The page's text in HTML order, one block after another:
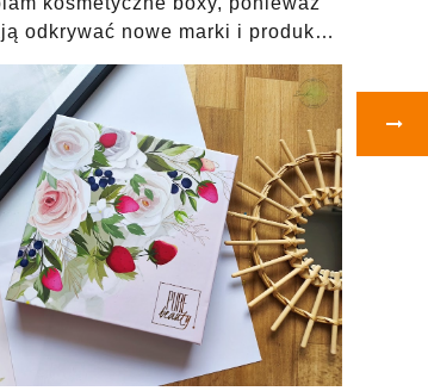
odkrywać nowe marki i produk…